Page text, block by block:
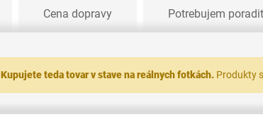
Cena dopravy Potrebujem
Kupujete teda tovar v stave na reálnych fotkách. Produkty